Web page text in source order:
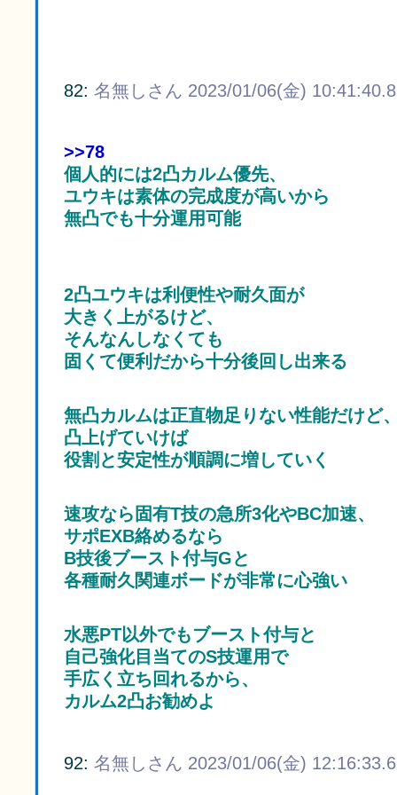
82: 名無しさん 2023/01/06(金)
>>78
個人的には2凸カルム優先、
ユウキは素体の完成度が高いから
無凸でも十分運用可能
2凸ユウキは利便性や耐久面が
大きく上がるけど、
そんなんしなくても
固くて便利だから十分後回し出来る
無凸カルムは正直物足りない性能だけど
凸上げていけば
役割と安定性が順調に増していく
速攻なら固有T技の急所3化やBC加速、
サポEXB絡めるなら
B技後ブースト付与Gと
各種耐久関連ボードが非常に心強い
水悪PT以外でもブースト付与と
自己強化目当てのS技運用で
手広く立ち回れるから、
カルム2凸お勧めよ
92: 名無しさん 2023/01/06(金)